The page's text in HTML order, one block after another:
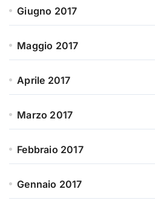
Giugno 2017
Maggio 2017
Aprile 2017
Marzo 2017
Febbraio 2017
Gennaio 2017